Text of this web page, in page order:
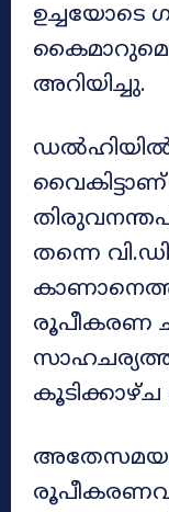
ഉച്ചയോടെ
അറിയിച്ചു.
ഡൽഹിയിൽ
തന്നെ
രൂപീകരണ
കൂടിക്കാഴ്ച
അതേസമയം